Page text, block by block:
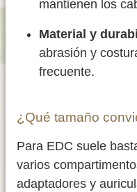
mantienen los
Material y
abrasión y
frecuente.
¿Qué tamaño
Para EDC suele
varios
adaptadores y